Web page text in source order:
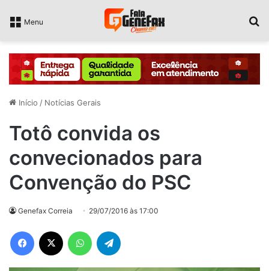
Menu
Início / Notícias Gerais
Totô convida os
convecionados para
Convenção do PSC
Genefax Correia 29/07/2016 às 17:00
Facebook WhatsApp